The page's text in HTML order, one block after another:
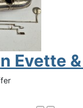
Evette